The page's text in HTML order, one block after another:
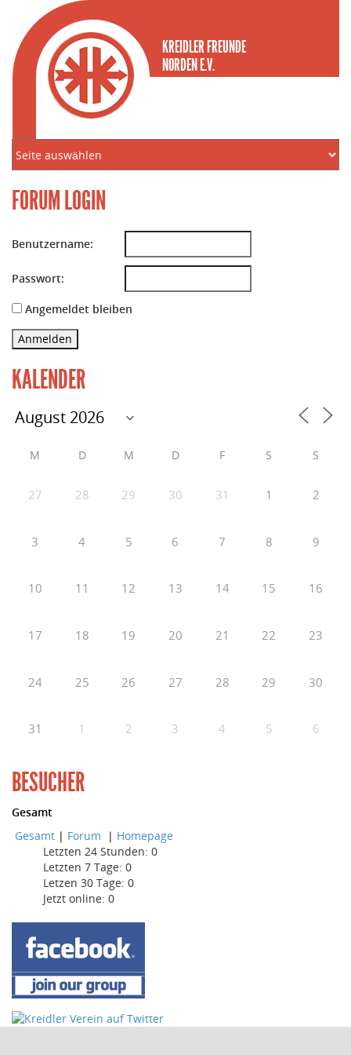
KREIDLER FREUNDE
NORDEN E.V.
FORUM LOGIN
Benutzername:
Passwort:
Angemeldet bleiben
Anmelden
KALENDER
M D M D F S S
27 28 29 30 31 1 2
3 4 5 6 7 8 9
10 11 12 13 14 15 16
17 18 19 20 21 22 23
24 25 26 27 28 29 30
31 1 2 3 4 5 6
BESUCHER
Gesamt
Gesamt | Forum | Homepage
Letzten 24 Stunden: 0
Letzten 7 Tage: 0
Letzen 30 Tage: 0
Jetzt online: 0